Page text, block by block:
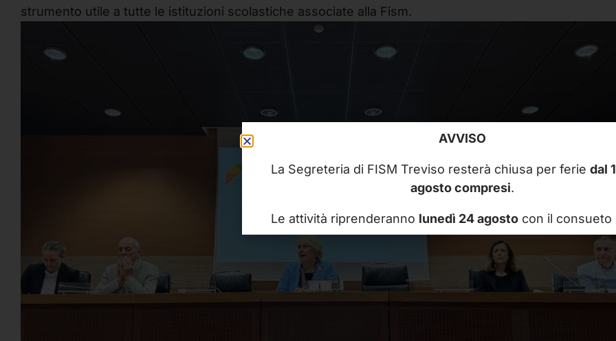
strumento utile a tutte le istituzioni scolastiche associate alla Fism.
AVVISO
La Segreteria di FISM Treviso resterà chiusa per ferie dal
agosto compresi.
Le attività riprenderanno lunedì 24 agosto con il consueto